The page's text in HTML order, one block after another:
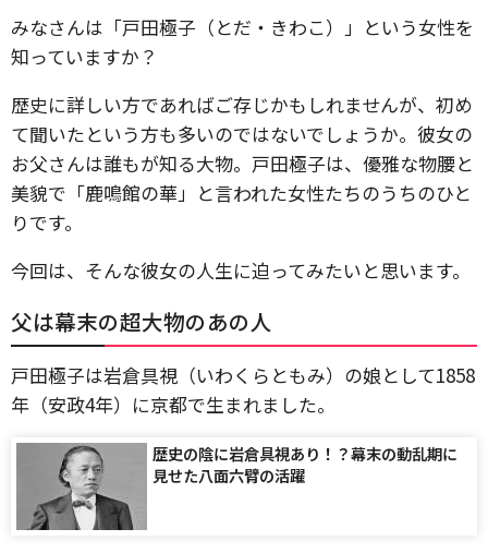
みなさんは「戸田極子（とだ・きわこ）」という女性を
知っていますか？
歴史に詳しい方であればご存じかもしれませんが、初め
て聞いたという方も多いのではないでしょうか。彼女の
お父さんは誰もが知る大物。戸田極子は、優雅な物腰と
美貌で「鹿鳴館の華」と言われた女性たちのうちのひと
りです。
今回は、そんな彼女の人生に迫ってみたいと思います。
父は幕末の超大物のあの人
戸田極子は岩倉具視（いわくらともみ）の娘として1858
年（安政4年）に京都で生まれました。
歴史の陰に岩倉具視あり！？幕末の動乱期に
見せた八面六臂の活躍